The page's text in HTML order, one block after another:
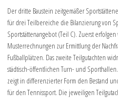
Der dritte Baustein zeitgemäßer
für drei Teilbereiche die Bilanzierung von
Sportstättenangebot (Teil C). Zuerst
Musterrechnungen zur Ermittlung der
Fußballplätzen. Das zweite Teilgutachten
städtisch-öffentlichen Turn- und
zeigt in differenzierter Form den Bestand
für den Tennissport. Die jeweiligen